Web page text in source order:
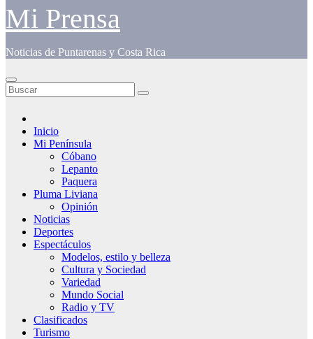
Mi Prensa
Noticias de Puntarenas y Costa Rica
Inicio
Mi Península
Cóbano
Lepanto
Paquera
Pluma Liviana
Opinión
Noticias
Deportes
Espectáculos
Modelos, estilo y belleza
Cultura y Sociedad
Variedad
Mundo Social
Radio y TV
Clasificados
Turismo